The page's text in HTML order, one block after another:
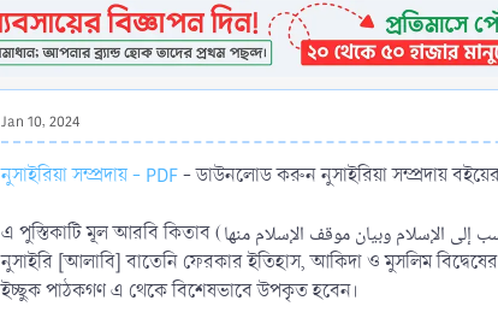
Jan 10, 2024
নুসাইরিয়া সম্প্রদায় - PDF- ডাউনলোড করুন নুসাইরিয়া সম্প্রদায়
এ পুস্তিকাটি মূল আরবি কিতাব (فرق معاصرة تنتسب إلى الإسلام وبيان موقف الإسلام منها) এর “নুসাইরিয়া” অধ্যায়ের বাংলা অনুবাদ। এখানে শিয়া দ্বাদশ ইমামিয়া থেকে বের হয়ে আসা
নুসাইরি [আলাবি] বাতেনি ফেরকার ইতিহাস, আকিদা ও মুসলিম
ইচ্ছুক পাঠকগণ এ থেকে বিশেষভাবে উপকৃত হবেন।